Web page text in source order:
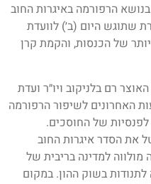
הרפורמה באיגרות החוב
שתוגש היום (ב׳) לוועדת
של הכנסות, והקמת קרן
רם בלניקוב ויו״ר ועדת
האחרונים לשיפור הרפורמה
של החוסכים.
את הסדר איגרות החוב
קרן פנסיה מולווה למדינה בריבית של
לתנודות בשוק ההון. במקום